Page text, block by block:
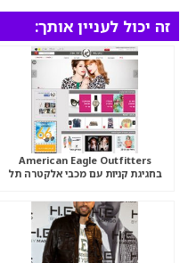
זה יכול לעניין אותך:
American Eagle Outfitters
בחגיגת קניות עם מכבי אלקטרה תל